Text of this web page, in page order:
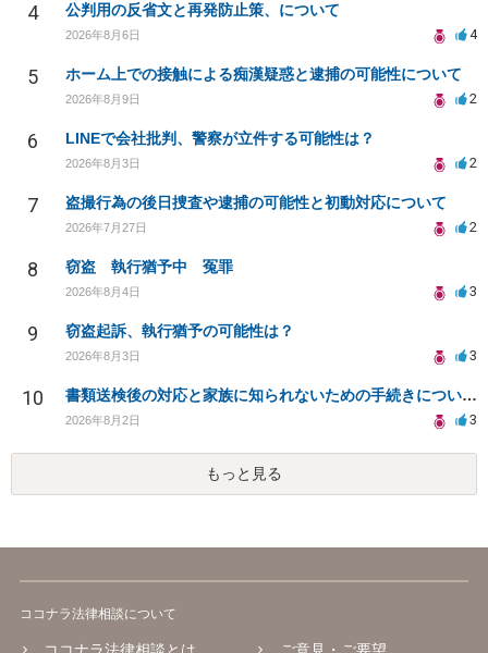
4 公判用の反省文と再発防止策、について
2026年8月6日 4
5 ホーム上での接触による痴漢疑惑と逮捕の可能性について
2026年8月9日 2
6 LINEで会社批判、警察が立件する可能性は？
2026年8月3日 2
7 盗撮行為の後日捜査や逮捕の可能性と初動対応について
2026年7月27日 2
8 窃盗 執行猶予中 冤罪
2026年8月4日 3
9 窃盗起訴、執行猶予の可能性は？
2026年8月3日 3
10 書類送検後の対応と家族に知られないための手続きについて相談
2026年8月2日 3
もっと見る
ココナラ法律相談について